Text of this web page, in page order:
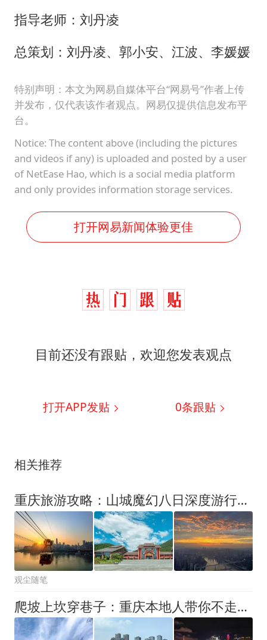
指导老师：刘丹凌
总策划：刘丹凌、郭小安、江波、李媛媛
特别声明：本文为网易自媒体平台“网易号”作者上传
并发布，仅代表该作者观点。网易仅提供信息发布平
台。
Notice: The content above (including the pictures
and videos if any) is uploaded and posted by a user
of NetEase Hao, which is a social media platform
and only provides information storage services.
打开网易新闻体验更佳
目前还没有跟贴，欢迎您发表观点
打开APP发贴 0条跟贴
相关推荐
重庆旅游攻略：山城魔幻八日深度游行程规划
观尘随笔
爬坡上坎穿巷子：重庆本地人带你不走回头路的漫游指南